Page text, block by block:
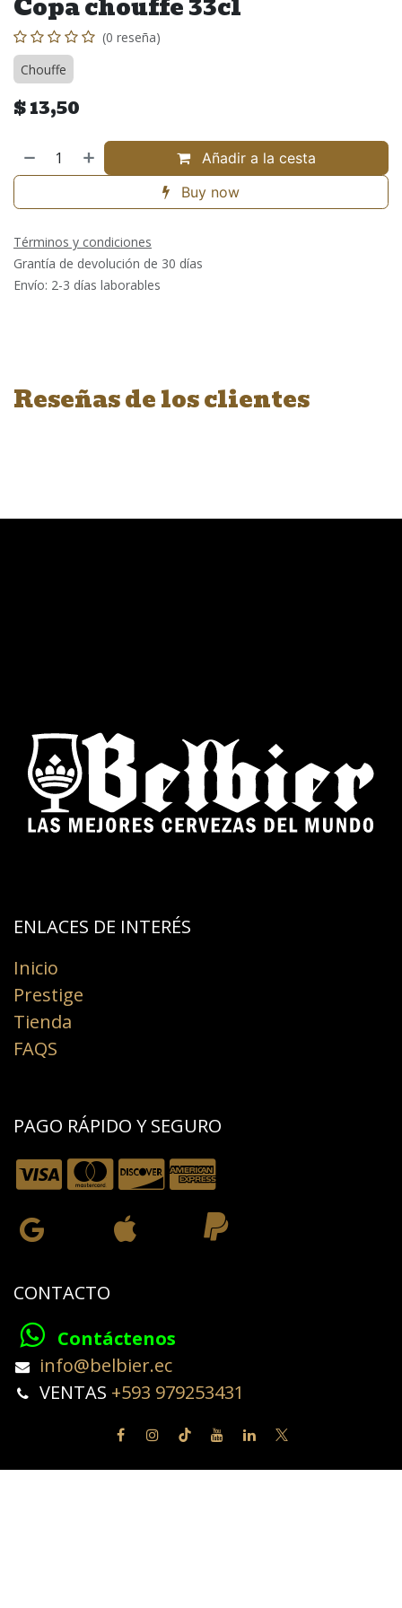
(0 reseña)
Chouffe
$13,50
Añadir a la cesta
Buy now
Términos y condiciones
Grantía de devolución de 30 días
Envío: 2-3 días laborables
Reseñas de los clientes
ENLACES DE INTERÉS​
Inicio
Prestige
Tienda
FAQS
PAGO RÁPIDO Y SEGURO
CONTACTO
Contáctenos
​info@belbier.ec​
​​​​​​VENTAS +593 979253431